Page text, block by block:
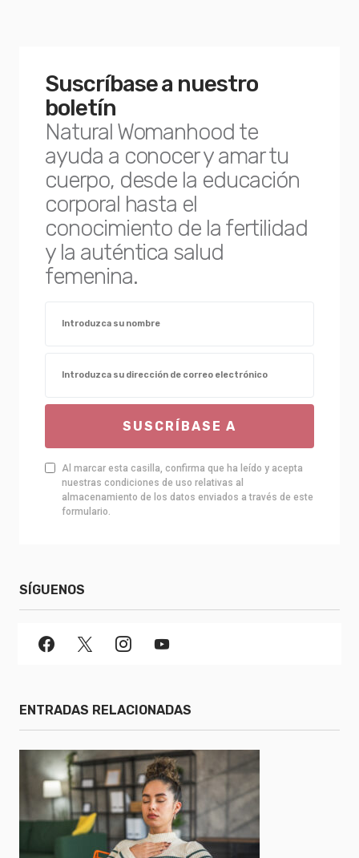
Suscríbase a nuestro
boletín
Natural Womanhood te
ayuda a conocer y amar tu
cuerpo, desde la educación
corporal hasta el
conocimiento de la fertilidad
y la auténtica salud
femenina.
SUSCRÍBASE A
Al marcar esta casilla, confirma que ha leído y acepta
nuestras condiciones de uso relativas al
almacenamiento de los datos enviados a través de este
formulario.
SÍGUENOS
ENTRADAS RELACIONADAS